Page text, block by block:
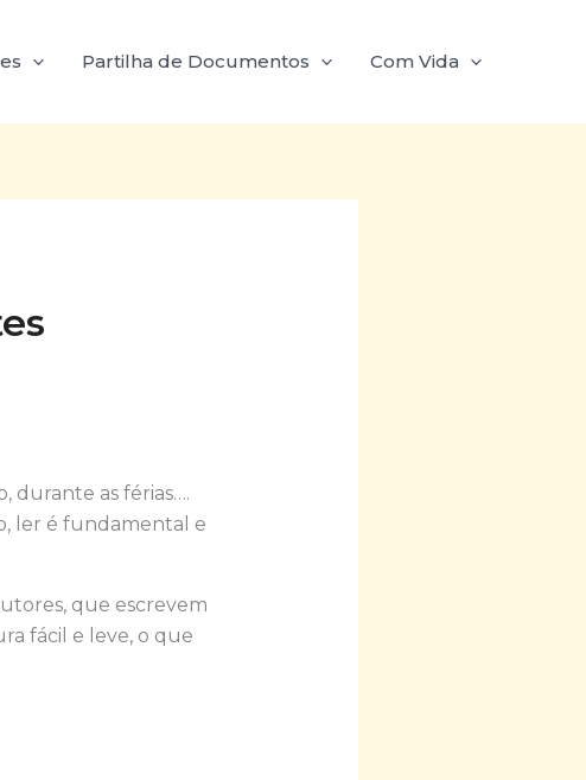
Partilha de Documentos Com Vida
durante as férias….
ler é fundamental e
que escrevem
fácil e leve, o que